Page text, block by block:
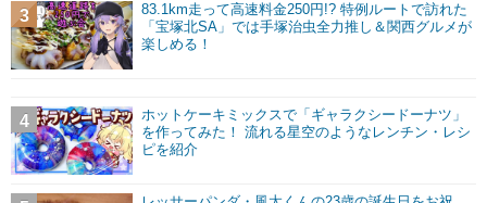
83.1km走って高速料金250円!? 特例ルートで訪れた
「宝塚北SA」では手塚治虫全力推し＆関西グルメが
楽しめる！
3
ホットケーキミックスで「ギャラクシードーナツ」
を作ってみた！ 流れる星空のようなレンチン・レシ
ピを紹介
4